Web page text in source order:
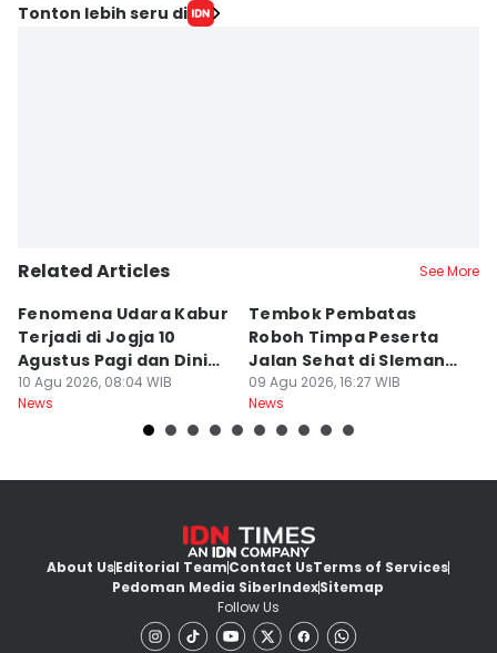
Tonton lebih seru di
Related Articles See More
Fenomena Udara Kabur
Terjadi di Jogja 10
Agustus Pagi dan Dini
Hari
10 Agu 2026, 08:04 WIB
News
Tembok Pembatas
Roboh Timpa Peserta
Jalan Sehat di Sleman,
10 Orang Luka
09 Agu 2026, 16:27 WIB
News
About UsEditorial TeamContact UsTerms of Services
Pedoman Media SiberIndexSitemap
Follow Us